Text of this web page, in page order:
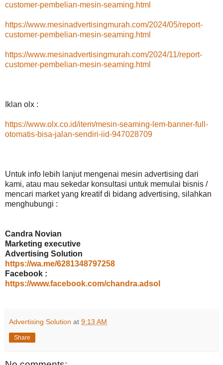
customer-pembelian-mesin-seaming.html
https://www.mesinadvertisingmurah.com/2024/05/report-
customer-pembelian-mesin-seaming.html
https://www.mesinadvertisingmurah.com/2024/11/report-
customer-pembelian-mesin-seaming.html
Iklan olx :
https://www.olx.co.id/item/mesin-seaming-lem-banner-full-
otomatis-bisa-jalan-sendiri-iid-947028709
Untuk info lebih lanjut mengenai mesin advertising dari
kami, atau mau sekedar konsultasi untuk memulai bisnis /
mencari market yang kreatif di bidang advertising, silahkan
menghubungi :
Candra Novian
Marketing executive
Advertising Solution
https://wa.me/6281348797258
Facebook :
https://www.facebook.com/chandra.adsol
Advertising Solution at 9:13 AM
Share